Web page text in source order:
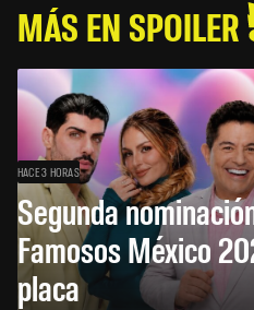
MÁS EN SPOILER
HACE 3 HORAS
Segunda
Famosos México
placa